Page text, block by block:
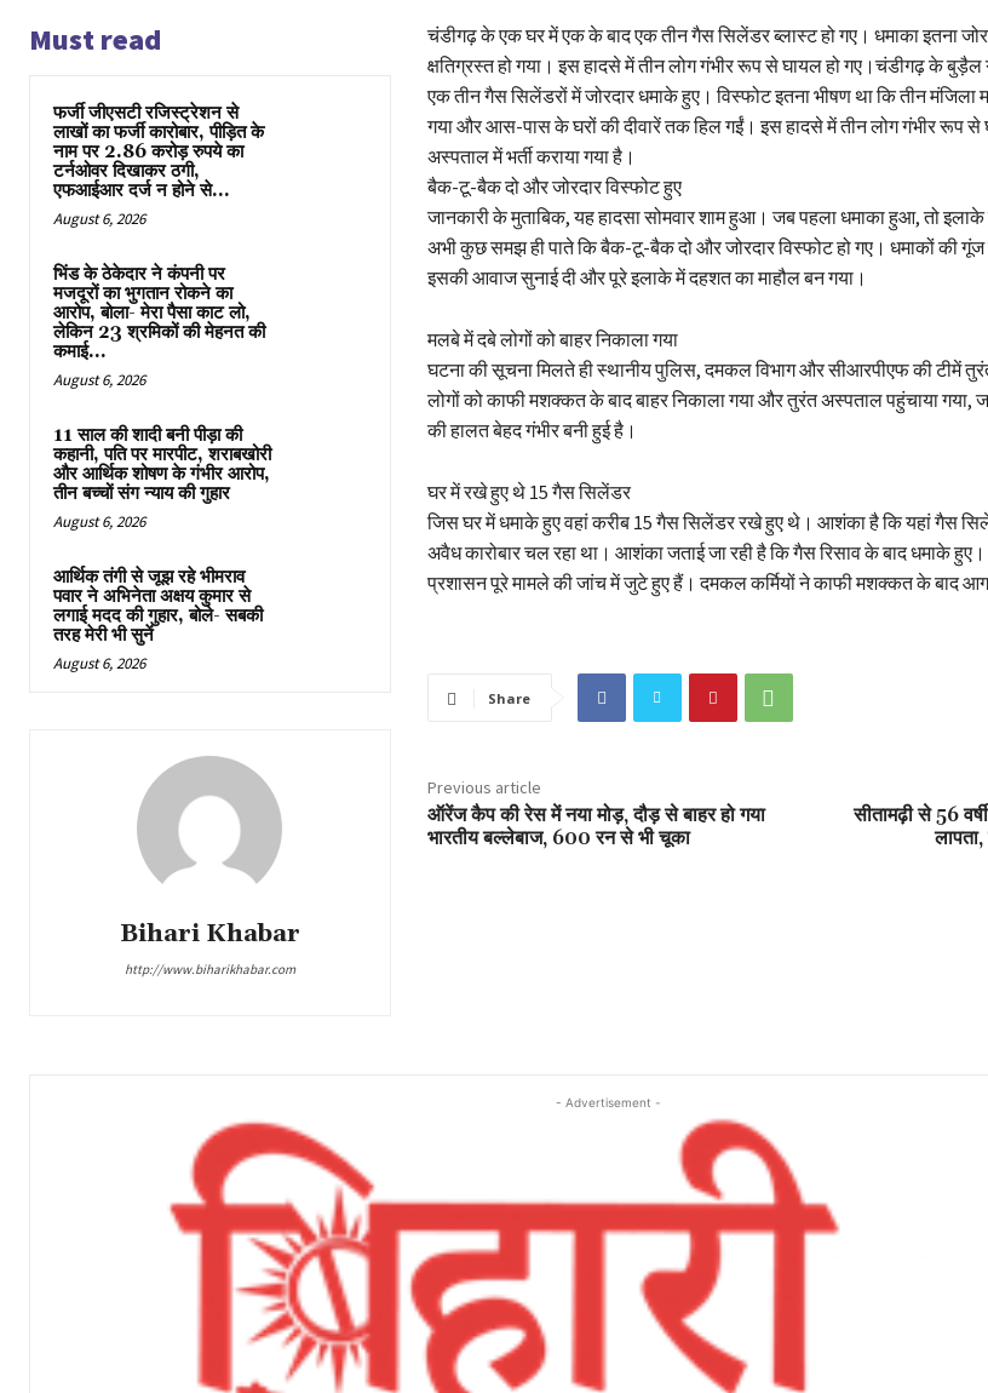
Must read
फर्जी जीएसटी रजिस्ट्रेशन से
लाखों का फर्जी कारोबार, पीड़ित के
नाम पर 2.86 करोड़ रुपये का
टर्नओवर दिखाकर ठगी,
एफआईआर दर्ज न होने से...
August 6, 2026
भिंड के ठेकेदार ने कंपनी पर
मजदूरों का भुगतान रोकने का
आरोप, बोला- मेरा पैसा काट लो,
लेकिन 23 श्रमिकों की मेहनत की
कमाई...
August 6, 2026
11 साल की शादी बनी पीड़ा की
कहानी, पति पर मारपीट, शराबखोरी
और आर्थिक शोषण के गंभीर आरोप,
तीन बच्चों संग न्याय की गुहार
August 6, 2026
आर्थिक तंगी से जूझ रहे भीमराव
पवार ने अभिनेता अक्षय कुमार से
लगाई मदद की गुहार, बोले- सबकी
तरह मेरी भी सुनें
August 6, 2026
Bihari Khabar
http://www.biharikhabar.com
चंडीगढ़ के एक घर में एक के बाद एक तीन गैस सिलेंडर ब्लास्ट हो गए। धमाका इतना
क्षतिग्रस्त हो गया। इस हादसे में तीन लोग गंभीर रूप से घायल हो गए।चंडीगढ़ के
एक तीन गैस सिलेंडरों में जोरदार धमाके हुए। विस्फोट इतना भीषण था कि तीन मंजिला
गया और आस-पास के घरों की दीवारें तक हिल गईं। इस हादसे में तीन लोग गंभीर रूप से
अस्पताल में भर्ती कराया गया है।
बैक-टू-बैक दो और जोरदार विस्फोट हुए
जानकारी के मुताबिक, यह हादसा सोमवार शाम हुआ। जब पहला धमाका हुआ, तो
अभी कुछ समझ ही पाते कि बैक-टू-बैक दो और जोरदार विस्फोट हो गए। धमाकों की
इसकी आवाज सुनाई दी और पूरे इलाके में दहशत का माहौल बन गया।
मलबे में दबे लोगों को बाहर निकाला गया
घटना की सूचना मिलते ही स्थानीय पुलिस, दमकल विभाग और सीआरपीएफ की टीमें
लोगों को काफी मशक्कत के बाद बाहर निकाला गया और तुरंत अस्पताल पहुंचाया गया,
की हालत बेहद गंभीर बनी हुई है।
घर में रखे हुए थे 15 गैस सिलेंडर
जिस घर में धमाके हुए वहां करीब 15 गैस सिलेंडर रखे हुए थे। आशंका है कि यहां गैस
अवैध कारोबार चल रहा था। आशंका जताई जा रही है कि गैस रिसाव के बाद धमाके
प्रशासन पूरे मामले की जांच में जुटे हुए हैं। दमकल कर्मियों ने काफी मशक्कत के बाद आग
Share
Previous article
ऑरेंज कैप की रेस में नया मोड़, दौड़ से बाहर हो गया
भारतीय ​बल्लेबाज, 600 रन से भी चूका
सीतामढ़ी से 56
- Advertisement -